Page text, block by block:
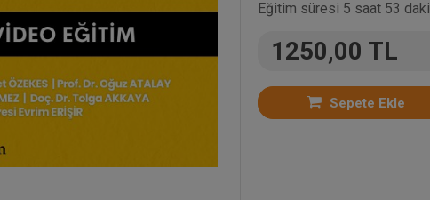
Eğitim süresi 5 saat 53
1250,00 TL
Sepete Ekle